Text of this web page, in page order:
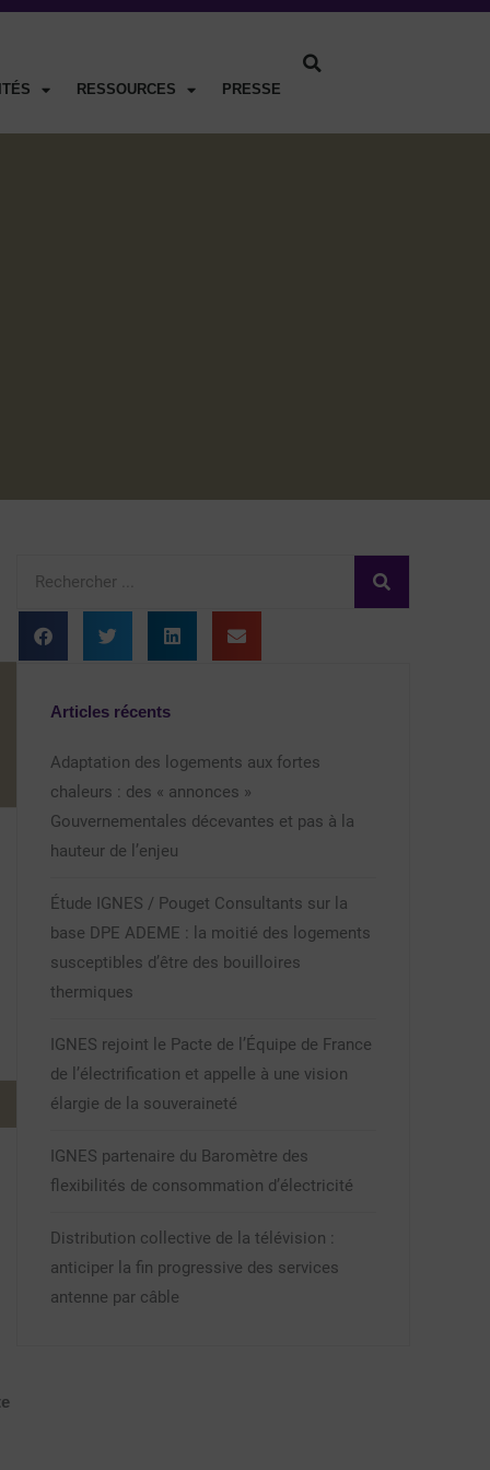
RESSOURCES PRESSE
Articles récents
Adaptation des logements aux fortes
chaleurs : des « annonces »
Gouvernementales décevantes et pas à la
hauteur de l’enjeu
Étude IGNES / Pouget Consultants sur la
base DPE ADEME : la moitié des logements
susceptibles d’être des bouilloires
thermiques
IGNES rejoint le Pacte de l’Équipe de France
de l’électrification et appelle à une vision
élargie de la souveraineté
IGNES partenaire du Baromètre des
flexibilités de consommation d’électricité
Distribution collective de la télévision :
anticiper la fin progressive des services
antenne par câble